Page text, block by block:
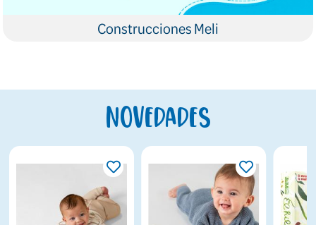
Construcciones Meli
Novedades